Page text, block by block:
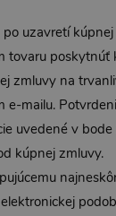
uzavretí
tovaru poskytnúť
zmluvy na
e-mailu.
uvedené v
kúpnej zmluvy.